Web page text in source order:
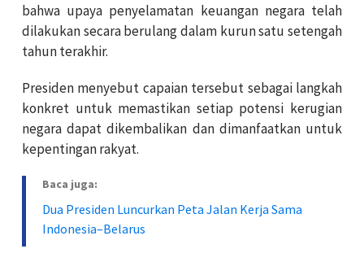
bahwa upaya penyelamatan keuangan negara telah
dilakukan secara berulang dalam kurun satu setengah
tahun terakhir.
Presiden menyebut capaian tersebut sebagai langkah
konkret untuk memastikan setiap potensi kerugian
negara dapat dikembalikan dan dimanfaatkan untuk
kepentingan rakyat.
Baca juga:
Dua Presiden Luncurkan Peta Jalan Kerja Sama
Indonesia–Belarus